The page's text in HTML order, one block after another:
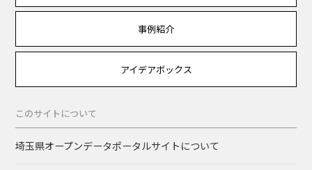
事例紹介
アイデアボックス
このサイトについて
埼玉県オープンデータポータルサイトについて